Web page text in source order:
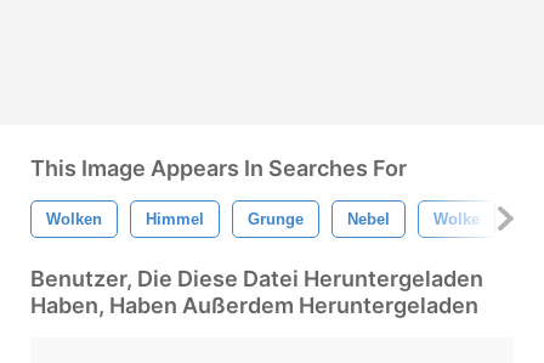
This Image Appears In Searches For
Wolken Himmel Grunge Nebel Wolke
Benutzer, Die Diese Datei Heruntergeladen
Haben, Haben Außerdem Heruntergeladen